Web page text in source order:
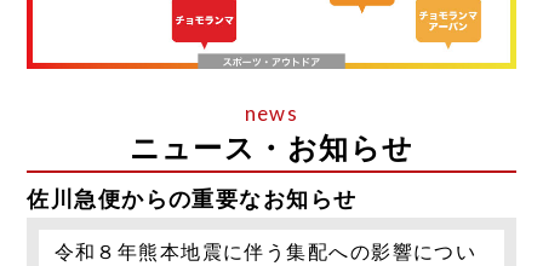
ニュース・お知らせ
佐川急便からの重要なお知らせ
令和８年熊本地震に伴う集配への影響につい